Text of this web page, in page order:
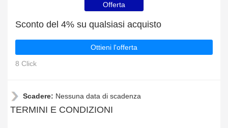
Offerta
Sconto del 4% su qualsiasi acquisto
Ottieni l'offerta
8 Click
Scadere: Nessuna data di scadenza
TERMINI E CONDIZIONI